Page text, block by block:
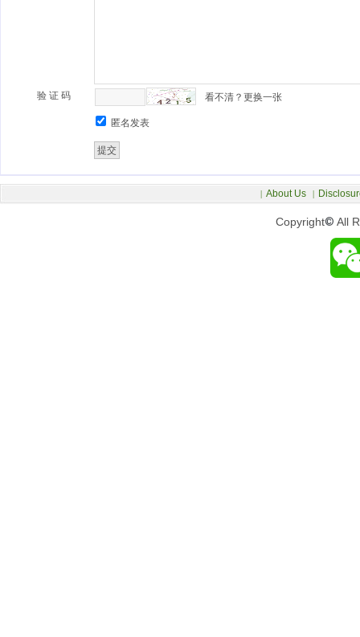
验 证 码 看不清？更换一张
匿名发表
Copyright© All
| About Us |